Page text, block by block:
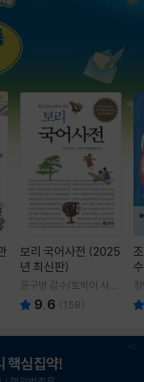
보리 국어사전 (2025
년 최신판)
윤구병 감수/토박이 사전
편찬실 편
9.6 (158)